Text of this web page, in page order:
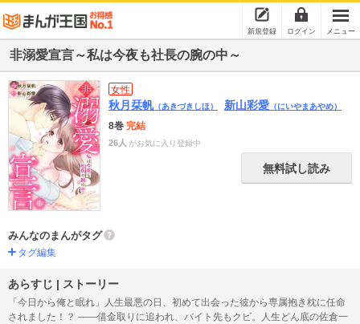
新規登録 ログイン メニュー
非溺愛宣言～私は今夜も社長の腕の中～
女性
秋月栞帆（あきづきしほ） 新山彩愛 （にいやまあやめ）
8巻 完結
26人 がお気に入り登録中
無料試し読み
みんなのまんがタグ
タグ編集
あらすじ | ストーリー
「今日から俺と眠れ」人生最悪の日、初めて出会った彼から専属抱き枕に任命
されました！？ ――借金取りに追われ、バイト先もクビ。人生どん底の佐倉一